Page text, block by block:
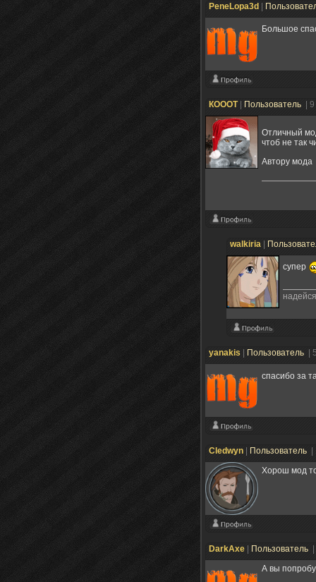
PeneLopa3d |
Большое
КОООТ| Пользователь |
Отличный
чтоб не так
Автору
walkiria |
супер
yanakis | Пользователь |
спасибо за
Cledwyn | Пользователь |
Хорош мод
DarkAxe | Пользователь
А вы